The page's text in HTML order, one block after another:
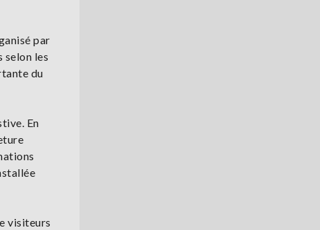
par
selon les
du
En
visiteurs